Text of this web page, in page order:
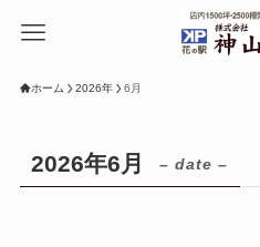
ホーム 2026年 6月
2026年6月 – date –